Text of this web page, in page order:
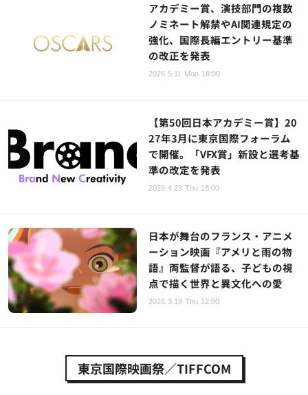
アカデミー賞、演技部門の複数
ノミネート解禁やAI関連規定の
強化、国際長編エントリー基準
の改正を発表
2026.5.11 Mon 18:00
【第50回日本アカデミー賞】20
27年3月に東京国際フォーラム
で開催。「VFX賞」新設と選考基
準の改定を発表
2026.4.23 Thu 18:00
日本が舞台のフランス・アニメ
ーション映画『アメリと雨の物
語』両監督が語る、子どもの視
点で描く世界と異文化への愛
2026.3.19 Thu 12:00
東京国際映画祭／TIFFCOM